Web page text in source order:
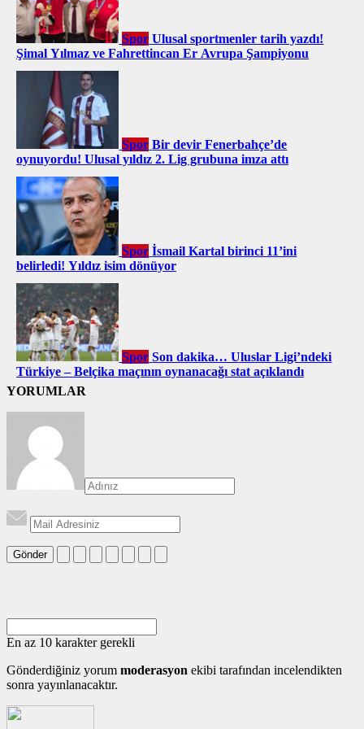
Spor Ulusal sportmenler tarih yazdı!
Şimal Yılmaz ve Fahrettincan Er Avrupa Şampiyonu
Spor Bir devir Fenerbahçe’de
oynuyordu! Ulusal yıldız 2. Lig grubuna imza attı
Spor İsmail Kartal birinci 11’ini
belirledi! Yıldız isim dönüyor
Spor Son dakika… Uluslar Ligi’ndeki
Türkiye – Belçika maçının oynanacağı stat açıklandı
YORUMLAR
Gönder
En az 10 karakter gerekli
Gönderdiğiniz yorum moderasyon ekibi tarafından incelendikten
sonra yayınlanacaktır.